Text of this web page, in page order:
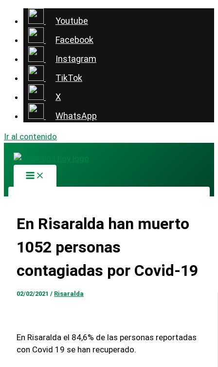
Youtube
Facebook
Instagram
TikTok
X
WhatsApp
Ir al contenido
En Risaralda han muerto
1052 personas
contagiadas por Covid-19
02/02/2021/ Risaralda
En Risaralda el 84,6% de las personas reportadas
con Covid 19 se han recuperado.